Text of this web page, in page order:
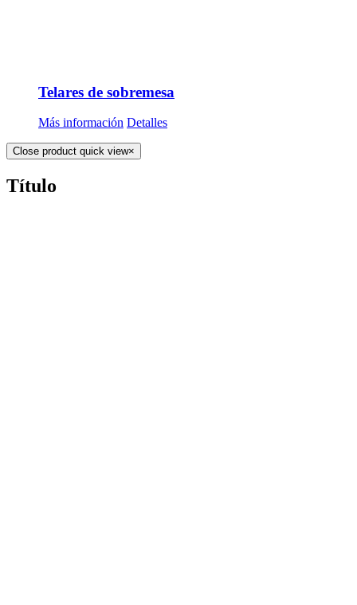
Telares de sobremesa
Más información Detalles
Close product quick view×
Título